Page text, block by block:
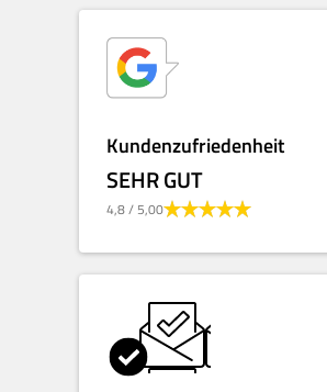
Kundenzufriedenheit
SEHR GUT
4,8/ 5,00